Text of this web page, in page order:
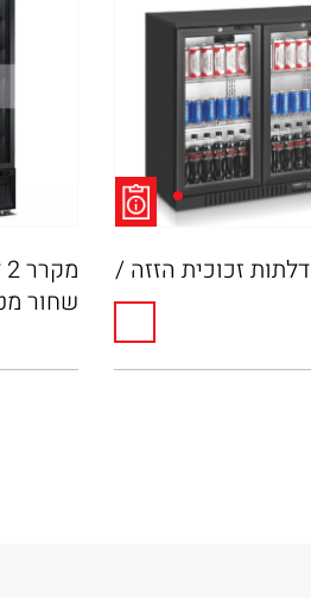
מקרר קטן 3 דלתות זכוכית הזזה /
שחור